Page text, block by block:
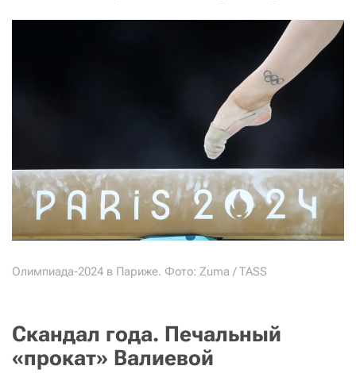
Олимпиада-2024 в Париже. Фото: Zuma / TASS
Скандал года. Печальный
«прокат» Валиевой